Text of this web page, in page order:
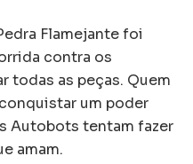
Flamejante foi
contra os
todas as peças. Quem
um poder
Autobots tentam fazer
amam.